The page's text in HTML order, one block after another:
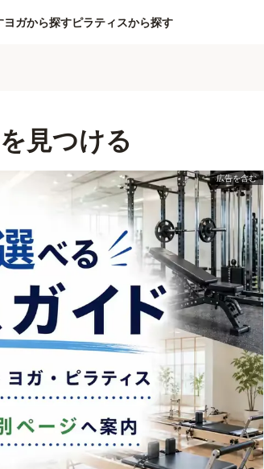
ヨガから探すピラティスから探す
見つける